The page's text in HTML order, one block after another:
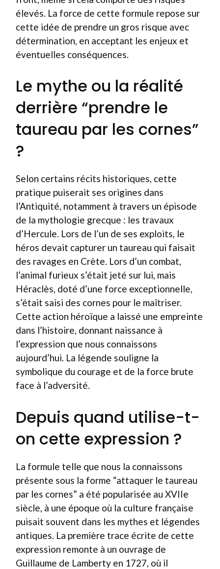
élevés. La force de cette formule repose sur
cette idée de prendre un gros risque avec
détermination, en acceptant les enjeux et
éventuelles conséquences.
Le mythe ou la réalité
derrière “prendre le
taureau par les cornes”
?
Selon certains récits historiques, cette
pratique puiserait ses origines dans
l’Antiquité, notamment à travers un épisode
de la mythologie grecque : les travaux
d’Hercule. Lors de l’un de ses exploits, le
héros devait capturer un taureau qui faisait
des ravages en Crète. Lors d’un combat,
l’animal furieux s’était jeté sur lui, mais
Héraclès, doté d’une force exceptionnelle,
s’était saisi des cornes pour le maîtriser.
Cette action héroïque a laissé une empreinte
dans l’histoire, donnant naissance à
l’expression que nous connaissons
aujourd’hui. La légende souligne la
symbolique du courage et de la force brute
face à l’adversité.
Depuis quand utilise-t-
on cette expression ?
La formule telle que nous la connaissons
présente sous la forme “attaquer le taureau
par les cornes” a été popularisée au XVIIe
siècle, à une époque où la culture française
puisait souvent dans les mythes et légendes
antiques. La première trace écrite de cette
expression remonte à un ouvrage de
Guillaume de Lamberty en 1727, où il